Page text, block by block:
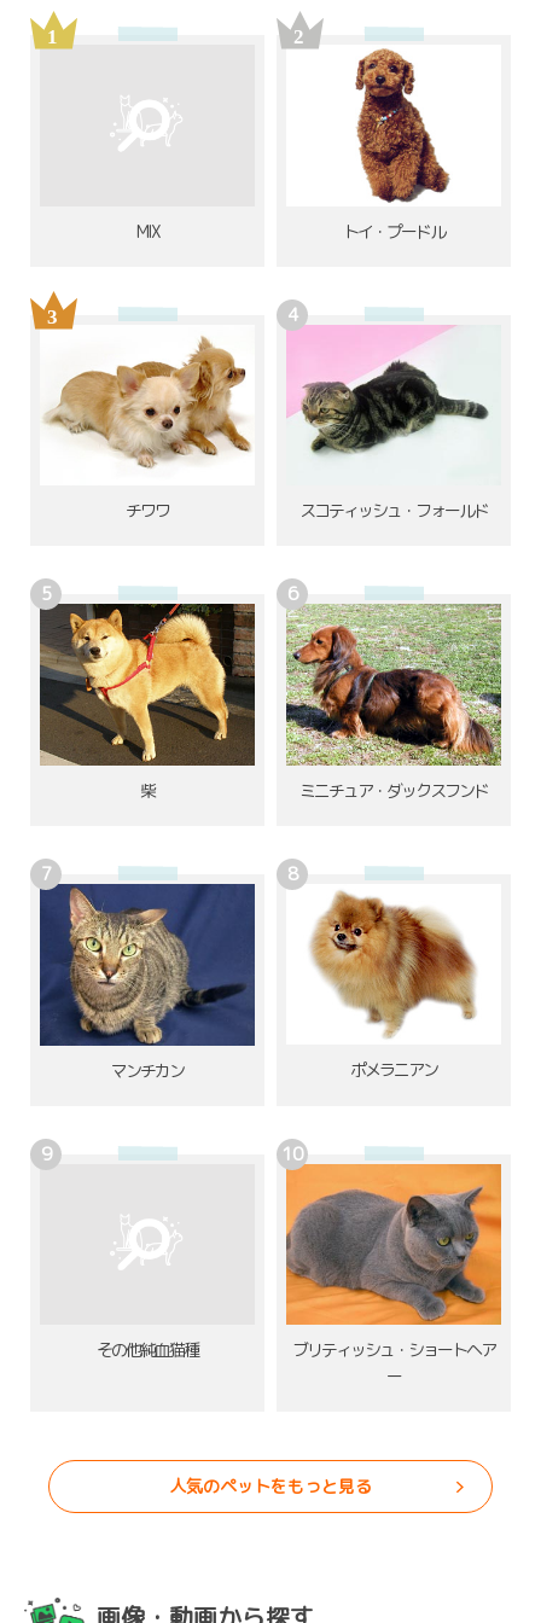
MIX トイ・プードル
チワワ スコティッシュ・フォールド
柴 ミニチュア・ダックスフンド
マンチカン ポメラニアン
その他純血猫種
ブリティッシュ・ショートヘア
ー
人気のペットをもっと見る